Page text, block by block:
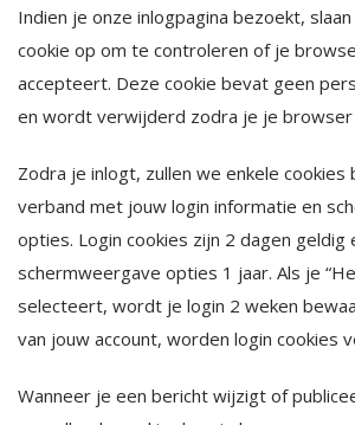
Indien je onze inlogpagina bezoekt,
cookie op om te controleren of je
accepteert. Deze cookie bevat geen
en wordt verwijderd zodra je je browser
Zodra je inlogt, zullen we enkele cookies
verband met jouw login informatie en
opties. Login cookies zijn 2 dagen geldig
schermweergave opties 1 jaar. Als je
selecteert, wordt je login 2 weken
van jouw account, worden login cookies
Wanneer je een bericht wijzigt of